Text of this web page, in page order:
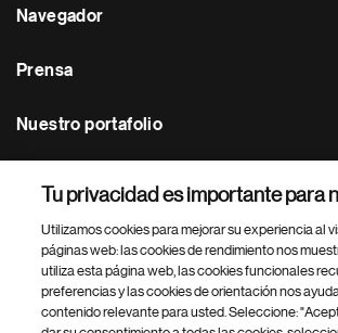
Navegador
Prensa
Nuestro portafolio
Footer Site Search
Tu privacidad es importante para
Utilizamos cookies para mejorar su experiencia al
páginas web: las cookies de rendimiento nos
utiliza esta página web, las cookies funcionales
preferencias y las cookies de orientación nos
contenido relevante para usted. Seleccione: